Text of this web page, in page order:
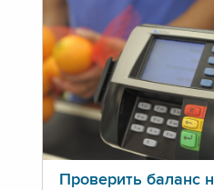
Проверить баланс